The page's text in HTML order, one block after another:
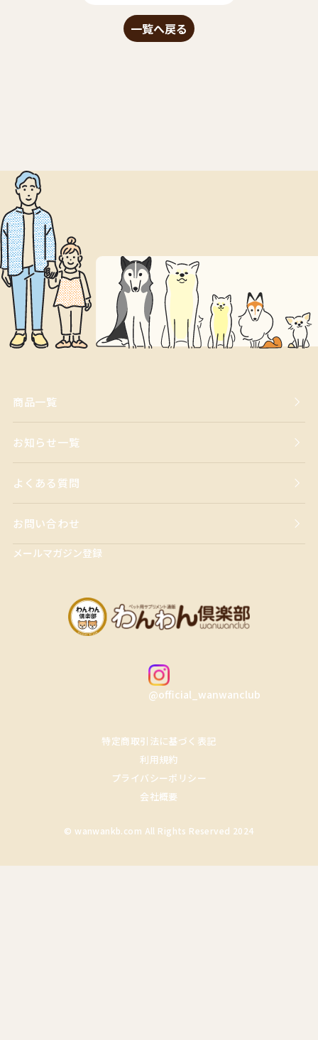
一覧へ戻る
商品一覧
お知らせ一覧
よくある質問
お問い合わせ
メールマガジン登録
@official_wanwanclub
特定商取引法に基づく表記
利用規約
プライバシーポリシー
会社概要
© wanwankb.com All Rights Reserved 2024